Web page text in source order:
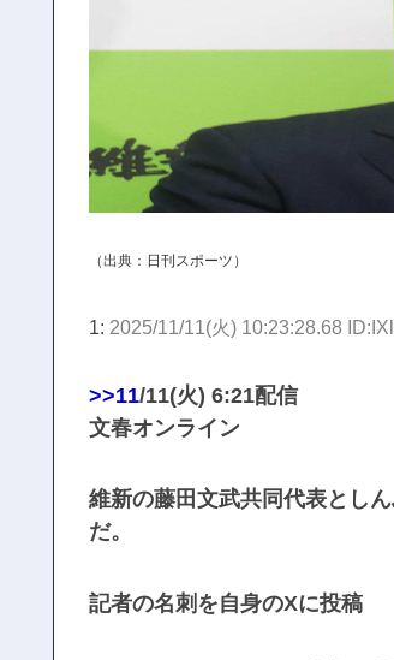
（出典： 日刊スポーツ ）
1: 2025/11/11(火) 10:23:28.68
>>11/11(火) 6:21配信
文春オンライン
維新の藤田文武共同代表とし
だ。
記者の名刺を自身のXに投稿